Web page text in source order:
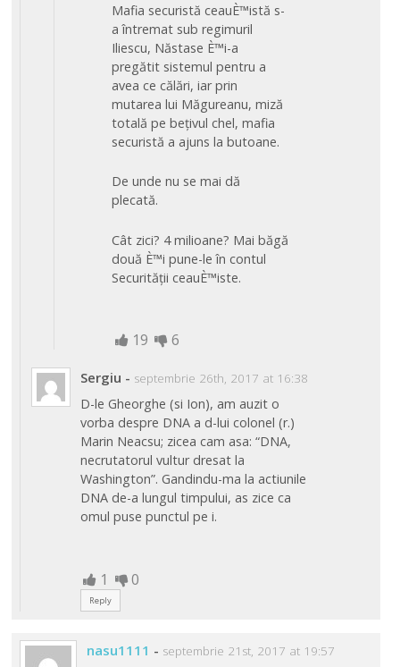
Mafia securistă ceauÈ™istă s-
a întremat sub regimuril
Iliescu, Năstase È™i-a
pregătit sistemul pentru a
avea ce călări, iar prin
mutarea lui Măgureanu, miză
totală pe bețivul chel, mafia
securistă a ajuns la butoane.
De unde nu se mai dă
plecată.
Cât zici? 4 milioane? Mai băgă
două È™i pune-le în contul
Securității ceauÈ™iste.
19 6
Sergiu - septembrie 26th, 2017 at 16:38
D-le Gheorghe (si Ion), am auzit o
vorba despre DNA a d-lui colonel (r.)
Marin Neacsu; zicea cam asa: “DNA,
necrutatorul vultur dresat la
Washington”. Gandindu-ma la actiunile
DNA de-a lungul timpului, as zice ca
omul puse punctul pe i.
1 0
Reply
nasu1111 - septembrie 21st, 2017 at 19:57